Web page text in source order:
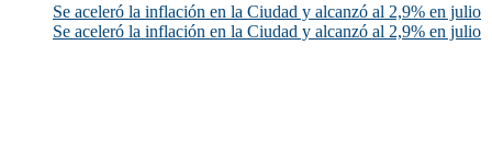
Se aceleró la inflación en la Ciudad y alcanzó al 2,9% en julio
Se aceleró la inflación en la Ciudad y alcanzó al 2,9% en julio